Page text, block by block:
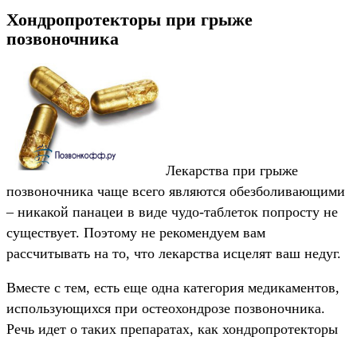
Хондропротекторы при грыже
позвоночника
Лекарства при грыже
позвоночника чаще всего являются обезболивающими
– никакой панацеи в виде чудо-таблеток попросту не
существует. Поэтому не рекомендуем вам
рассчитывать на то, что лекарства исцелят ваш недуг.
Вместе с тем, есть еще одна категория медикаментов,
использующихся при остеохондрозе позвоночника.
Речь идет о таких препаратах, как хондропротекторы